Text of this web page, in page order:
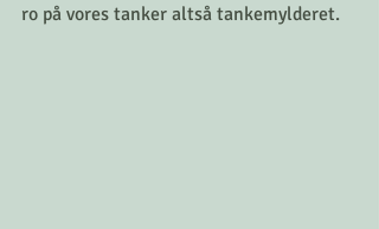
ro på vores tanker altså tankemylderet.